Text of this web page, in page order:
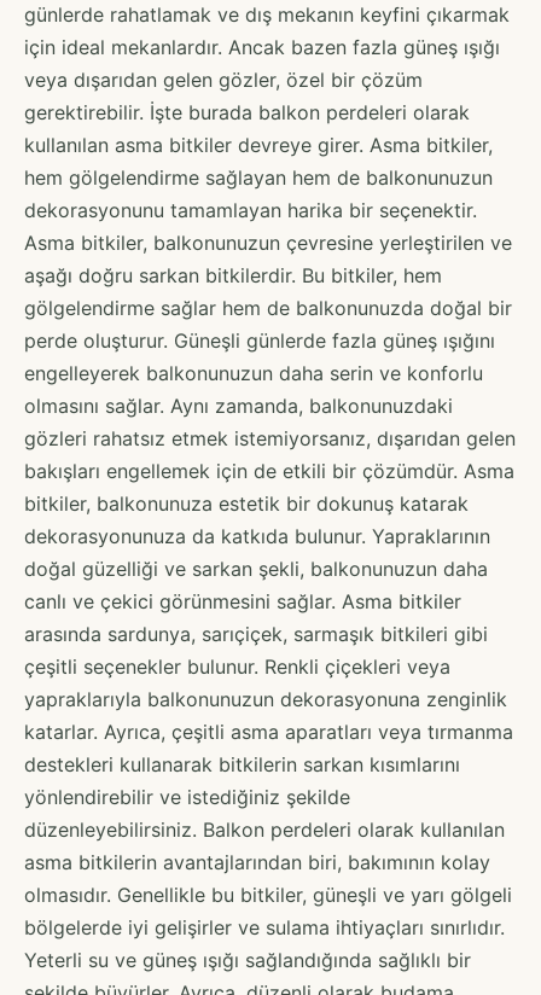
günlerde rahatlamak ve dış mekanın keyfini çıkarmak
için ideal mekanlardır. Ancak bazen fazla güneş ışığı
veya dışarıdan gelen gözler, özel bir çözüm
gerektirebilir. İşte burada balkon perdeleri olarak
kullanılan asma bitkiler devreye girer. Asma bitkiler,
hem gölgelendirme sağlayan hem de balkonunuzun
dekorasyonunu tamamlayan harika bir seçenektir.
Asma bitkiler, balkonunuzun çevresine yerleştirilen ve
aşağı doğru sarkan bitkilerdir. Bu bitkiler, hem
gölgelendirme sağlar hem de balkonunuzda doğal bir
perde oluşturur. Güneşli günlerde fazla güneş ışığını
engelleyerek balkonunuzun daha serin ve konforlu
olmasını sağlar. Aynı zamanda, balkonunuzdaki
gözleri rahatsız etmek istemiyorsanız, dışarıdan gelen
bakışları engellemek için de etkili bir çözümdür. Asma
bitkiler, balkonunuza estetik bir dokunuş katarak
dekorasyonunuza da katkıda bulunur. Yapraklarının
doğal güzelliği ve sarkan şekli, balkonunuzun daha
canlı ve çekici görünmesini sağlar. Asma bitkiler
arasında sardunya, sarıçiçek, sarmaşık bitkileri gibi
çeşitli seçenekler bulunur. Renkli çiçekleri veya
yapraklarıyla balkonunuzun dekorasyonuna zenginlik
katarlar. Ayrıca, çeşitli asma aparatları veya tırmanma
destekleri kullanarak bitkilerin sarkan kısımlarını
yönlendirebilir ve istediğiniz şekilde
düzenleyebilirsiniz. Balkon perdeleri olarak kullanılan
asma bitkilerin avantajlarından biri, bakımının kolay
olmasıdır. Genellikle bu bitkiler, güneşli ve yarı gölgeli
bölgelerde iyi gelişirler ve sulama ihtiyaçları sınırlıdır.
Yeterli su ve güneş ışığı sağlandığında sağlıklı bir